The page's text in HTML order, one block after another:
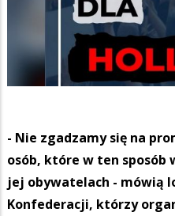
- Nie zgadzamy się na
osób, które w ten sposób
jej obywatelach - mówią
Konfederacji, którzy